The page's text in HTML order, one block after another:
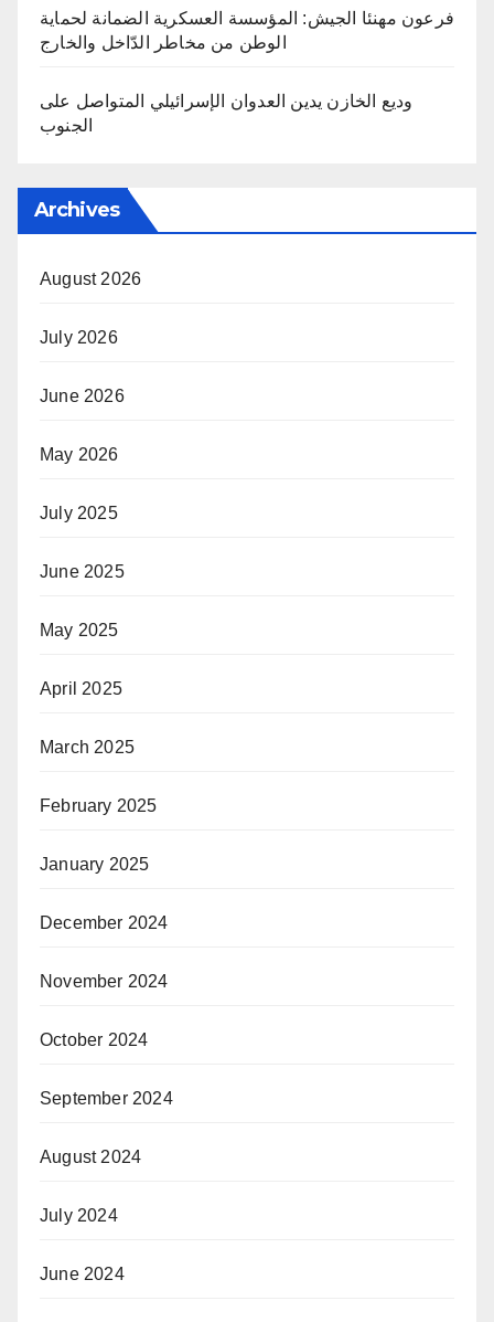
فرعون مهنئا الجيش: المؤسسة العسكرية الضمانة لحماية
الوطن من مخاطر الدّاخل والخارج
وديع الخازن يدين العدوان الإسرائيلي المتواصل على
الجنوب
Archives
August 2026
July 2026
June 2026
May 2026
July 2025
June 2025
May 2025
April 2025
March 2025
February 2025
January 2025
December 2024
November 2024
October 2024
September 2024
August 2024
July 2024
June 2024